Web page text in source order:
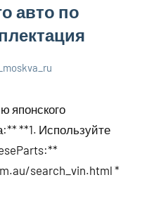
авто по
японского
**1. Используйте
search_vin.html *